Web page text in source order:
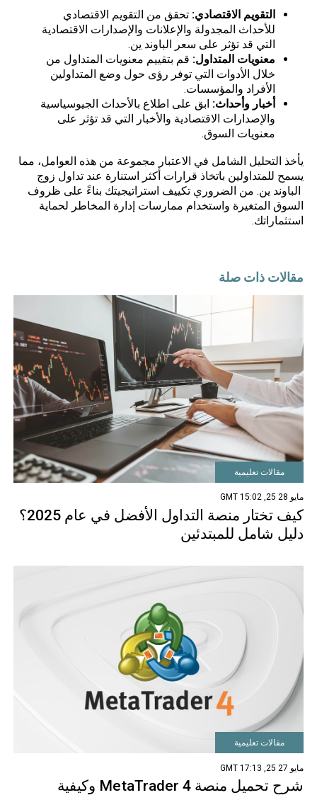
التقويم الاقتصادي: تحقق من التقويم الاقتصادي
للأحداث المجدولة والإعلانات والإصدارات الاقتصادية
التي قد تؤثر على سعر الباوند ين.
معنويات المتداول: قم بتقييم معنويات المتداول من
خلال الأدوات التي توفر رؤى حول وضع المتداولين
الأفراد والمؤسسات.
أخبار وأحداث: ابق على اطلاع بالأحداث الجيوسياسية
والإصدارات الاقتصادية والأخبار التي قد تؤثر على
معنويات السوق.
يأخذ التحليل الشامل في الاعتبار مجموعة من هذه العوامل، مما
يسمح للمتداولين باتخاذ قرارات أكثر استنارة عند تداول زوج
الباوند ين. من الضروري تكييف استراتيجيتك بناءً على ظروف
السوق المتغيرة واستخدام ممارسات إدارة المخاطر لحماية
استثماراتك.
مقالات ذات صلة
مقالات تعليمية
مايو 28 25, 15:02 GMT
كيف تختار منصة التداول الأفضل في عام 2025؟
دليل شامل للمبتدئين
مقالات تعليمية
مايو 27 25, 17:13 GMT
شرح تحميل منصة MetaTrader 4 وكيفية